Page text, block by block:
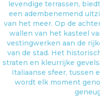
levendige terrassen,
een adembenemend
van het meer. Op de
wallen van het kasteel
vestingwerken aan de
van de stad. Het
straten en kleurrijke
Italiaanse sfeer, tussen
wordt elk moment